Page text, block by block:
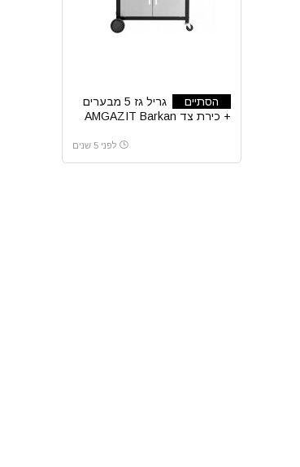
הסתיים
גריל גז 5 מבערים
+ כירת צד AMGAZIT Barkan
לפני 5 שנים